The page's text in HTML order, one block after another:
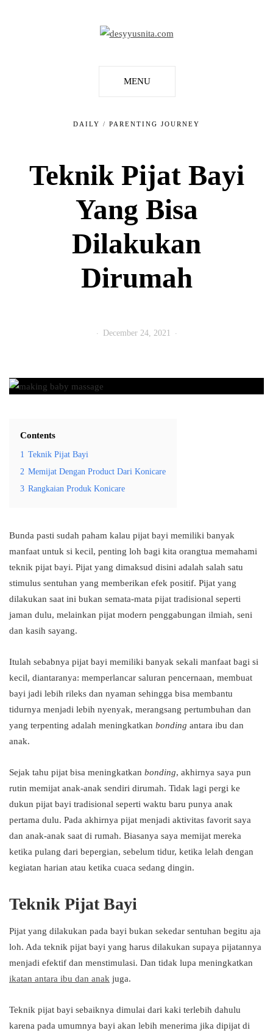
MENU
DAILY / PARENTING JOURNEY
Teknik Pijat Bayi
Yang Bisa
Dilakukan
Dirumah
December 24, 2021
Contents
1 Teknik Pijat Bayi
2 Memijat Dengan Product Dari Konicare
3 Rangkaian Produk Konicare
Bunda pasti sudah paham kalau pijat bayi memiliki banyak
manfaat untuk si kecil, penting loh bagi kita orangtua memahami
teknik pijat bayi. Pijat yang dimaksud disini adalah salah satu
stimulus sentuhan yang memberikan efek positif. Pijat yang
dilakukan saat ini bukan semata-mata pijat tradisional seperti
jaman dulu, melainkan pijat modern penggabungan ilmiah, seni
dan kasih sayang.
Itulah sebabnya pijat bayi memiliki banyak sekali manfaat bagi si
kecil, diantaranya: memperlancar saluran pencernaan, membuat
bayi jadi lebih rileks dan nyaman sehingga bisa membantu
tidurnya menjadi lebih nyenyak, merangsang pertumbuhan dan
yang terpenting adalah meningkatkan bonding antara ibu dan
anak.
Sejak tahu pijat bisa meningkatkan bonding, akhirnya saya pun
rutin memijat anak-anak sendiri dirumah. Tidak lagi pergi ke
dukun pijat bayi tradisional seperti waktu baru punya anak
pertama dulu. Pada akhirnya pijat menjadi aktivitas favorit saya
dan anak-anak saat di rumah. Biasanya saya memijat mereka
ketika pulang dari bepergian, sebelum tidur, ketika lelah dengan
kegiatan harian atau ketika cuaca sedang dingin.
Teknik Pijat Bayi
Pijat yang dilakukan pada bayi bukan sekedar sentuhan begitu aja
loh. Ada teknik pijat bayi yang harus dilakukan supaya pijatannya
menjadi efektif dan menstimulasi. Dan tidak lupa meningkatkan
ikatan antara ibu dan anak juga.
Teknik pijat bayi sebaiknya dimulai dari kaki terlebih dahulu
karena pada umumnya bayi akan lebih menerima jika dipijat di